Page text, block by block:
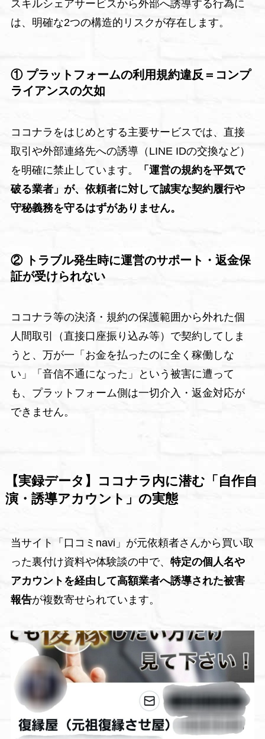
スキルシェアサービスから外部へ誘導する行為に
は、明確な2つの構造的リスクが存在します。
① プラットフォームの利用規約違反＝コンプ
ライアンスの欠如
ココナラをはじめとする主要サービスでは、直接
取引や外部連絡先への誘導（LINE IDの交換など）
を明確に禁止しています。
「運営の規約を平気で
破る業者」が、依頼者に対して誠実な契約履行や
守秘義務を守るはずがありません。
② トラブル発生時に運営のサポート・返金保
証が受けられない
ココナラ等の決済・規約の保護範囲から外れた個
人間取引（直接口座振り込み等）で契約してしま
うと、万が一「お金を払ったのに全く稼働しな
い」「音信不通になった」という被害に遭って
も、プラットフォーム側は一切介入・返金対応が
できません。
【実録データ】ココナラ内に潜む「自作自
演・誘導アカウント」の実態
当サイト「口コミnavi」が元依頼者さんから買い取
った裏付け資料や体験談の中で、 特定の個人名や
アカウントを経由して高額業者へ誘導された被害
報告が複数寄せられています。